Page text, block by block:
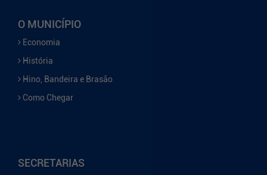
O MUNICÍPIO
Economia
História
Hino, Bandeira e Brasão
Como Chegar
SECRETARIAS